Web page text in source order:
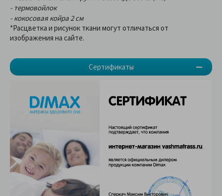
Сертификаты
- термовойлок
- кокосовая койра 2 см
*Расцветка и рисунок ткани могут отличаться от
изображения на сайте.